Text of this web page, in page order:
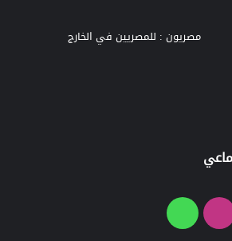
مصريون : للمصريين في الخارج
انستقرامواتساب